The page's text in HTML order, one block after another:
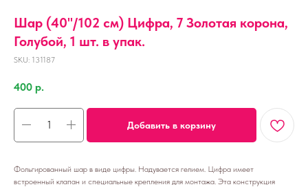
Шар (40''/102 см) Цифра, 7 Золотая корона,
Голубой, 1 шт. в упак.
SKU: 131187
400 р.
Добавить в корзину
Фольгированный шар в виде цифры. Надувается гелием. Цифра имеет
встроенный клапан и специальные крепления для монтажа. Эта конструкция